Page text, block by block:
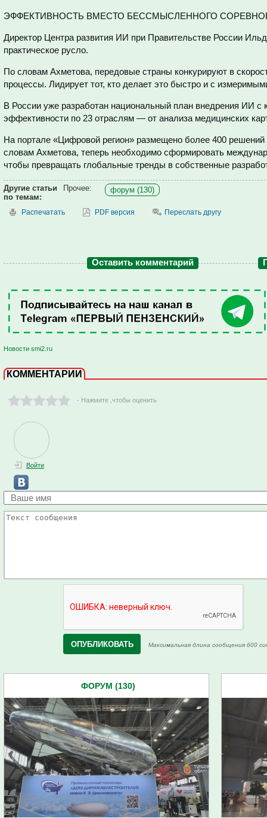
ЭФФЕКТИВНОСТЬ ВМЕСТО БЕССМЫСЛЕННОГО
Директор Центра развития ИИ при Правительстве России
практическое русло.
По словам Ахметова, передовые страны конкурируют в
процессы. Лидирует тот, кто делает это быстро и с
В России уже разработан национальный план внедрения ИИ с
эффективности по 23 отраслям — от анализа медицинских
На портале «Цифровой регион» размещено более 400
словам Ахметова, теперь необходимо сформировать
чтобы превращать глобальные тренды в собственные
Другие статьи
по темам:
Прочее: форум (130)
Распечатать PDF версия Переслать другу
Оставить комментарий
Новости smi2.ru
КОММЕНТАРИИ
- Нажмите ,чтобы оценить
Войти
Максимальная длина сообщения 600
ФОРУМ (130)